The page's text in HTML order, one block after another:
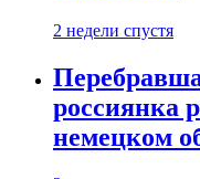
2 недели спустя
россиянка
немецком